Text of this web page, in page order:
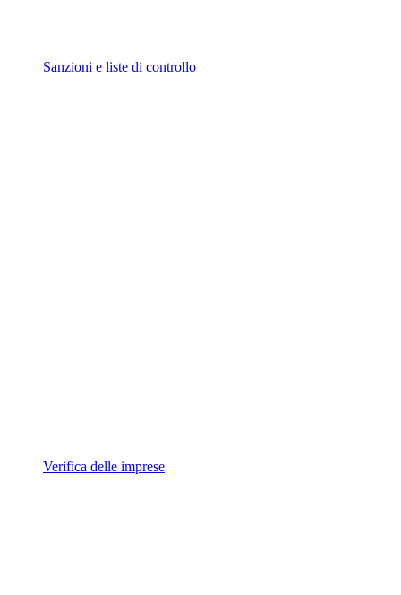
Sanzioni e liste di controllo
Verifica delle imprese